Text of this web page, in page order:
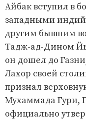
Айбак вступил в
западными
другим бывшим
Тадж-ад-Дином
он дошел до
Лахор своей
признал
Мухаммада Гури,
официально